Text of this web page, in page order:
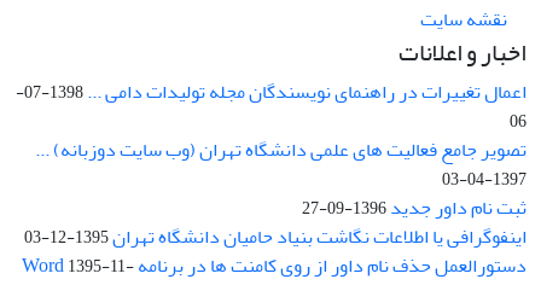
نقشه سایت
اخبار و اعلانات
اعمال تغییرات در راهنمای نویسندگان مجله تولیدات دامی ...
1398-07-
06
تصویر جامع فعالیت های علمی دانشگاه تهران (وب سایت دوزبانه) ...
1397-04-03
ثبت نام داور جدید1396-09-27
اینفوگرافی یا اطلاعات نگاشت بنیاد حامیان دانشگاه تهران1395-12-03
دستورالعمل حذف نام داور از روی کامنت ها در برنامه Word1395-11-